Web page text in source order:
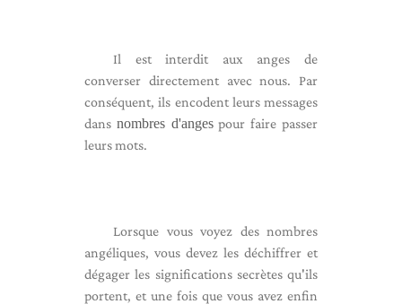
Il est interdit aux anges de
converser directement avec nous. Par
conséquent, ils encodent leurs messages
dans nombres d'angespour faire passer
leurs mots.
Lorsque vous voyez des nombres
angéliques, vous devez les déchiffrer et
dégager les significations secrètes qu'ils
portent, et une fois que vous avez enfin